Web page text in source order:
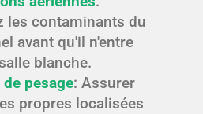
les contaminants du
avant qu'il n'entre
blanche.
pesage: Assurer
propres localisées